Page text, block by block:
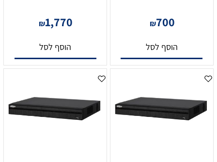
₪700
הוסף לסל
₪1,770
הוסף לסל